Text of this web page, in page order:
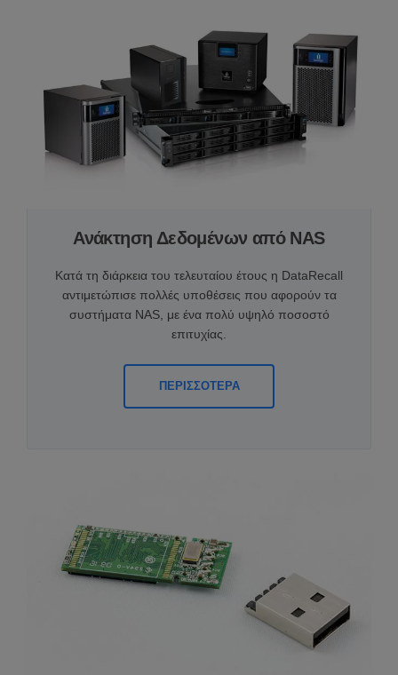
Ανάκτηση Δεδομένων από NAS
Κατά τη διάρκεια του τελευταίου έτους η DataRecall
αντιμετώπισε πολλές υποθέσεις που αφορούν τα
συστήματα NAS, με ένα πολύ υψηλό ποσοστό
επιτυχίας.
ΠΕΡΙΣΣΟΤΕΡΑ